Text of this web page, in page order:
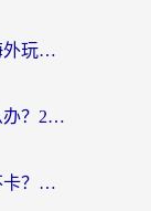
打王牌战士用什么加速器最好？海外玩家的终极选择指南
国外打复苏的魔女有网络延迟怎么办？2026海外玩家国服游戏加速全攻略
国外怎么玩部落冲突：皇室战争不卡？海外玩家畅玩国服游戏终极指南